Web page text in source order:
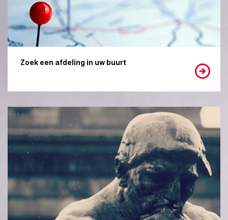
Zoek een afdeling in uw buurt